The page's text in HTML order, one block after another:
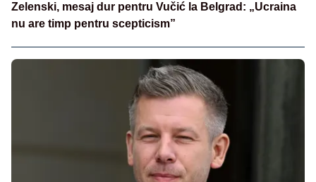
Zelenski, mesaj dur pentru Vučić la Belgrad: „Ucraina
nu are timp pentru scepticism”